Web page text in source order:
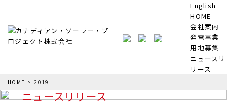
English
HOME
会社案内
発電事業
用地募集
ニュースリ
リース
HOME > 2019
ニュースリリース